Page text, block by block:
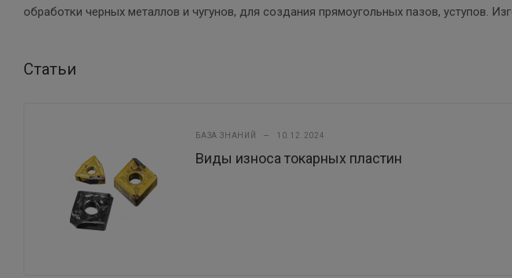
обработки черных металлов и чугунов, для создания прямоугольных пазов, уступов.
Статьи
БАЗА ЗНАНИЙ — 10.12.2024
Виды износа токарных пластин